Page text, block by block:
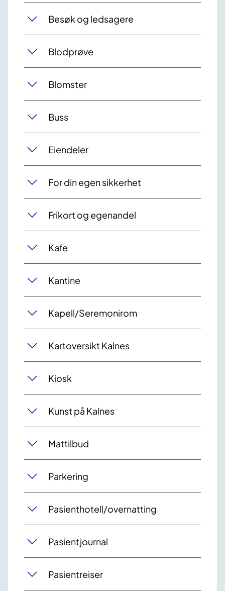
Besøk og ledsagere
Blodprøve
Blomster
Buss
Eiendeler
For din egen sikkerhet
Frikort og egenandel
Kafe
Kantine
Kapell/Seremonirom
Kartoversikt Kalnes
Kiosk
Kunst på Kalnes
Mattilbud
Parkering
Pasienthotell/overnatting
Pasientjournal
Pasientreiser